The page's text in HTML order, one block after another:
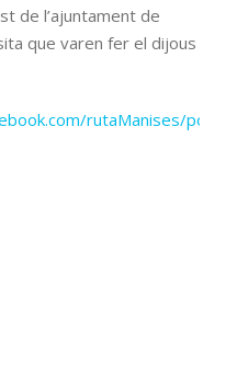
de l’ajuntament de
que varen fer el dijous
rutaManises/